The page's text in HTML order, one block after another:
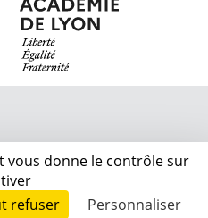
vous donne le contrôle sur
refuser Personnaliser